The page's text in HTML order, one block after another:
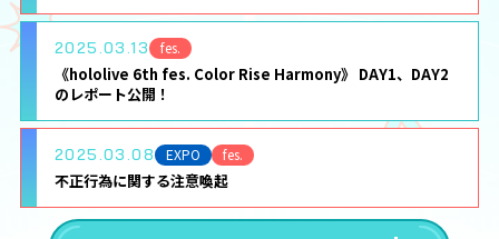
2025.03.13 fes.
《hololive 6th fes. Color Rise Harmony》 DAY1、DAY2
のレポート公開！
2025.03.08 EXPO fes.
不正行為に関する注意喚起